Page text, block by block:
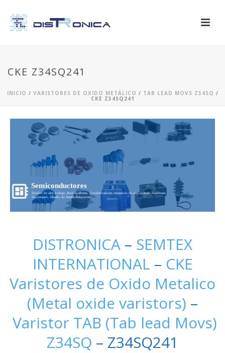
CKE Z34SQ241
INICIO / VARISTORES DE OXIDO METÁLICO / TAB LEAD MOVS Z34SQ /
CKE Z34SQ241
Semiconductores
Diodos de alto voltaje, Rectificadores, Condensadores ceramicos de alto voltaje, Varistores,
Supresores, Diseño de Semiconductores...
DISTRONICA – SEMTEX
INTERNATIONAL – CKE
Varistores de Oxido Metalico
(Metal oxide varistors) –
Varistor TAB (Tab lead Movs)
Z34SQ – Z34SQ241